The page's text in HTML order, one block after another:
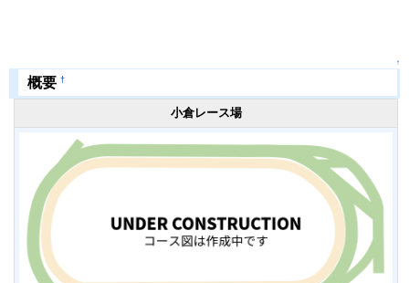
↑
概要 †
小倉レース場